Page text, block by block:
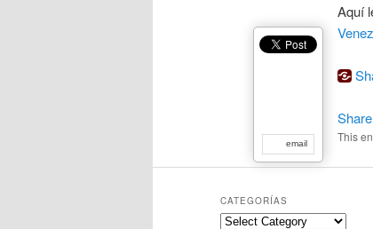
Aquí
Share
This
CATEGORÍAS
Categorías
email